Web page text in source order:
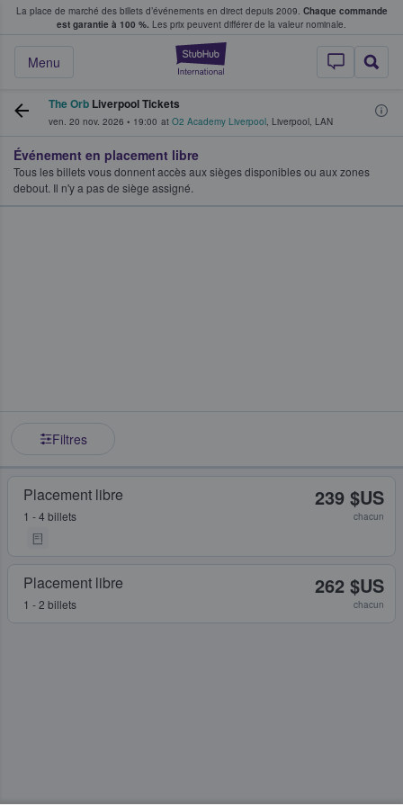
La place de marché des billets d’événements en direct depuis 2009. Chaque commande
est garantie à 100 %. Les prix peuvent différer de la valeur nominale.
StubHub - Où
Menu
fans achètent et vendent des billets
The Orb Liverpool Tickets
ven. 20 nov. 2026 • 19:00 at O2 Academy Liverpool, Liverpool, LAN
Événement en placement libre
Tous les billets vous donnent accès aux sièges disponibles ou aux zones
debout. Il n'y a pas de siège assigné.
Filtres
Placement libre
1 - 4 billets
239 $US
chacun
Placement libre
1 - 2 billets
262 $US
chacun